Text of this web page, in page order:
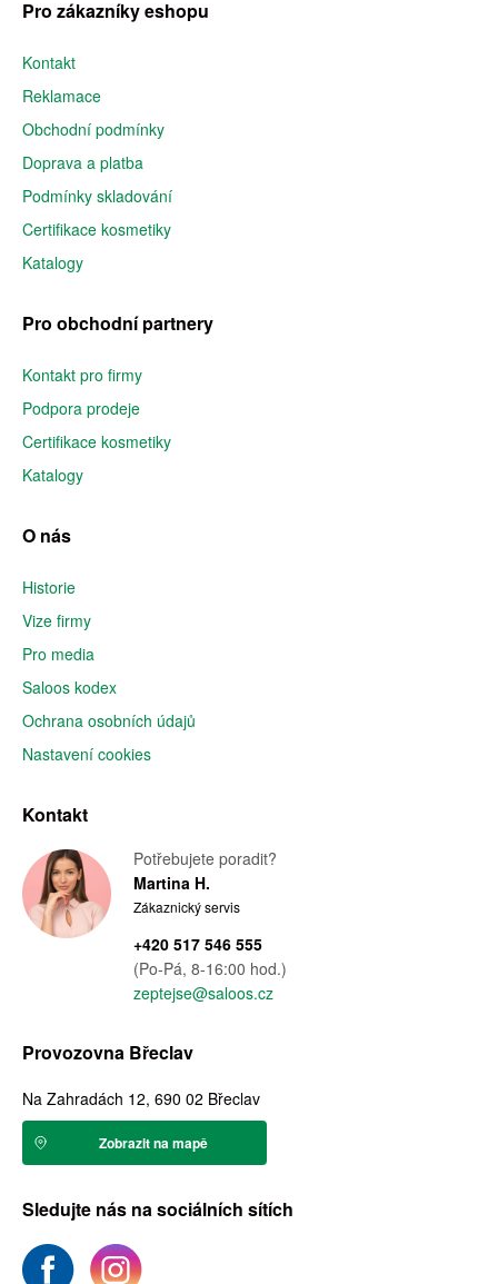
Pro zákazníky eshopu
Kontakt
Reklamace
Obchodní podmínky
Doprava a platba
Podmínky skladování
Certifikace kosmetiky
Katalogy
Pro obchodní partnery
Kontakt pro firmy
Podpora prodeje
Certifikace kosmetiky
Katalogy
O nás
Historie
Vize firmy
Pro media
Saloos kodex
Ochrana osobních údajů
Nastavení cookies
Kontakt
Potřebujete poradit?
Martina H.
Zákaznický servis
+420 517 546 555
(Po-Pá, 8-16:00 hod.)
zeptejse@saloos.cz
Provozovna Břeclav
Na Zahradách 12, 690 02 Břeclav
Zobrazit na mapě
Sledujte nás na sociálních sítích